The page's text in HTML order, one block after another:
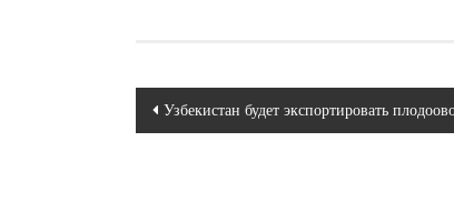
Навигация
Узбекистан будет экспортировать